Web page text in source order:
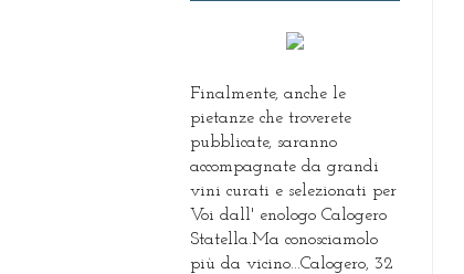
Finalmente, anche le
pietanze che troverete
pubblicate, saranno
accompagnate da grandi
vini curati e selezionati per
Voi dall' enologo Calogero
Statella.Ma conosciamolo
più da vicino...Calogero, 32